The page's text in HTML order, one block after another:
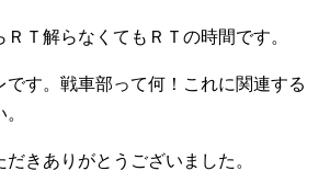
Ｔ解らなくてもＲＴの時間です。
です。戦車部って何！これに関連する
きありがとうございました。